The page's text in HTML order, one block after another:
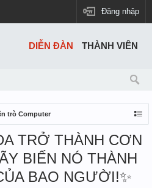
Đăng nhập
trò Computer
TRỞ THÀNH CƠN
BIẾN NÓ THÀNH
BAO NGƯỜI!✨
DIỄN ĐÀN THÀNH VIÊN